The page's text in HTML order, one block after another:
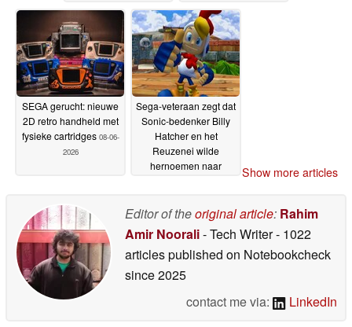
vermijden17-06-2026
SEGA gerucht: nieuwe
2D retro handheld met
fysieke cartridges 08-06-
2026
Sega-veteraan zegt dat
Sonic-bedenker Billy
Hatcher en het
Reuzenei wilde
hernoemen naar
Show more articles
Editor of theoriginal article: Rahim
Amir Noorali- Tech Writer- 1022
articles published on Notebookcheck
since 2025
contact me via:
LinkedIn